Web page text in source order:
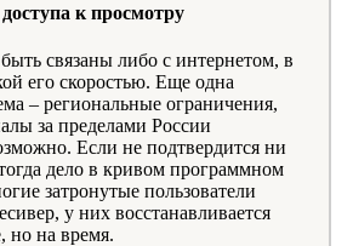
к просмотру
связаны либо с интернетом, в
его скоростью. Еще одна
– региональные ограничения,
за пределами России
Если не подтвердится ни
дело в кривом программном
затронутые пользователи
у них восстанавливается
но на время.